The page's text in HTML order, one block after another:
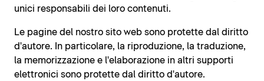
unici responsabili dei loro contenuti.
Le pagine del nostro sito web sono protette dal diritto
d'autore. In particolare, la riproduzione, la traduzione,
la memorizzazione e l'elaborazione in altri supporti
elettronici sono protette dal diritto d'autore.